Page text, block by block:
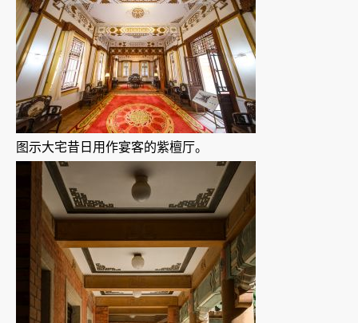
图示大宅昔日用作宴客的紫檀厅。